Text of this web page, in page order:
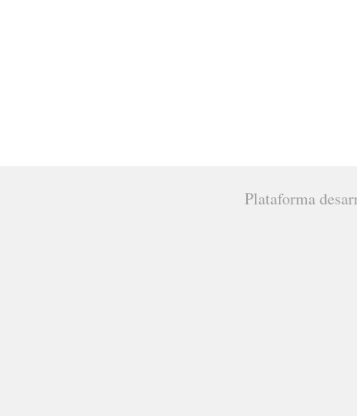
Plataforma